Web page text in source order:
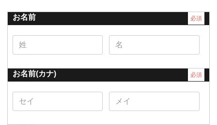
お問い合わせ
基本商品
製作実績
新規会員登録
お名前 必須
お名前(カナ) 必須